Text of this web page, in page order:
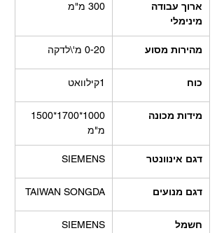
ארוך עבודה
מינימלי
300 מ"מ
מהירות מסוע 0-20 מ'\לדקה
כוח 1קילוואט
מידות מכונה
מ"מ
דגם אינוונטר SIEMENS
דגם מנועים TAIWAN SONGDA
חשמל SIEMENS